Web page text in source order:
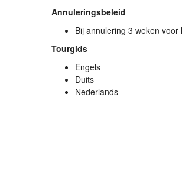
Annuleringsbeleid
Bij annulering 3 weken
Tourgids
Engels
Duits
Nederlands